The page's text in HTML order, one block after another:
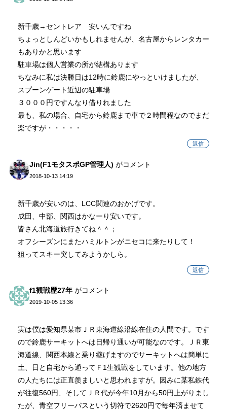
新千歳→セントレア 安いんですね
ちょっとしんどいかもしれませんが、名古屋からレンタカー
もありかと思います
駐車場は個人営業の所が結構あります
ちなみに私は決勝日は12時に鈴鹿にやっといけましたが、
スプーンゲート近辺の駐車場
３０００円ですんなり借りれました
最も、私の場合、自宅から鈴鹿まで車で２時間程なのでまだ
楽ですが・・・・・
返信
Jin(F1モタスポGP管理人) がコメント
2018-10-13 14:19
新千歳が安いのは、LCC関連のおかげです。
成田、中部、関西はかなーり安いです。
皆さん北海道旅行きてね＾＾；
オフシーズンにまたハミルトンがニセコに来たりして！
狙ってスキー突してみようかしら。
返信
f1観戦歴27年 がコメント
2019-10-05 13:36
実は僕は愛知県某市ＪＲ東海道線沿線在住の人間です。です
ので鈴鹿サーキットへは日帰り通いが可能なのです。ＪＲ東
海道線、関西本線と乗り継げますのでサーキットへは簡単に
土、日と自宅から通ってＦ1生観戦をしています。他の地方
の人たちには正直羨ましいと思われますが。因みに某私鉄代
が往復560円、そしてＪＲ代が今年10月から50円上がりまし
たが、青空フリーパスという切符で2620円で毎年済ませて